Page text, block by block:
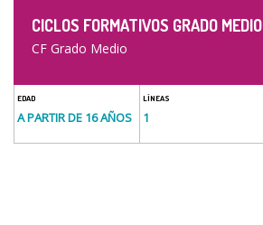
CICLOS FORMATIVOS GRADO MEDIO
CF Grado Medio
EDAD
A PARTIR DE 16 AÑOS
LÍNEAS
1